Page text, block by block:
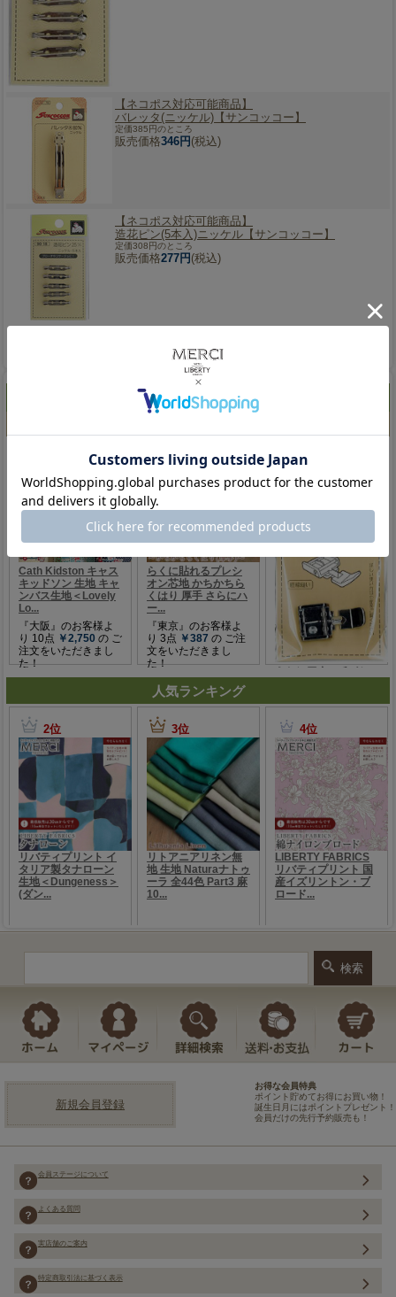
【ネコポス対応可能商品】
バレッタ(ニッケル)【サンコッコー】
定価385円のところ
販売価格346円(税込)
【ネコポス対応可能商品】
造花ピン(5本入)ニッケル【サンコッコー】
定価308円のところ
販売価格277円(税込)
ご注文ありがとうございます
人気ランキング
新規会員登録
お得な会員特典
ポイント貯めてお得にお買い物！
誕生日月にはポイントプレゼント！
会員だけの先行予約販売も！
会員ステージについて
よくある質問
実店舗のご案内
特定商取引法に基づく表示